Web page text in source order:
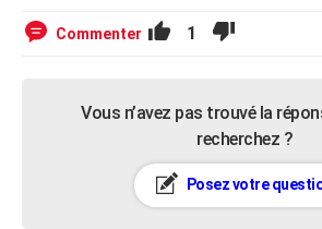
Commenter 1
Vous n’avez pas trouvé la
recherchez ?
Posez votre